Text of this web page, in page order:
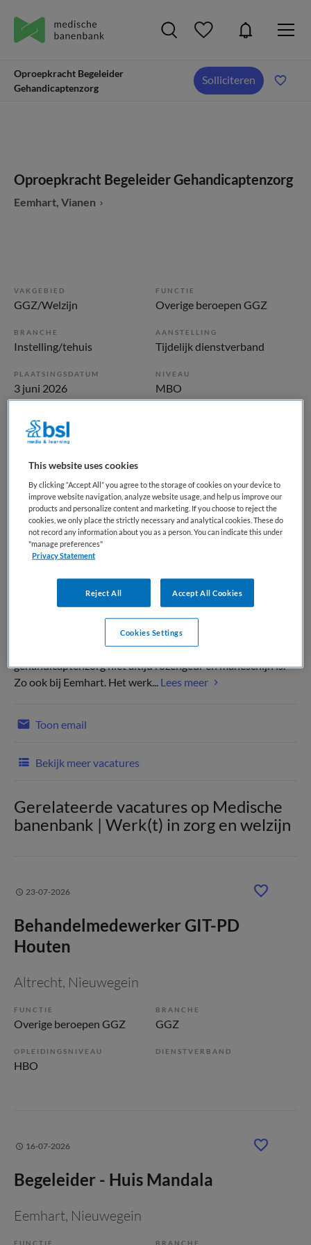
Oproepkracht Begeleider
Gehandicaptenzorg
Solliciteren
Oproepkracht Begeleider Gehandicaptenzorg
Eemhart, Vianen
VAKGEBIED
GGZ/Welzijn
FUNCTIE
Overige beroepen GGZ
BRANCHE
Instelling/tehuis
AANSTELLING
Tijdelijk dienstverband
PLAATSINGSDATUM
3 juni 2026
NIVEAU
MBO
Starter
Vacature niet beschikbaar
Deze vacature Oproepkracht Begeleider
Gehandicaptenzorg bij Eemhart is niet meer actueel.
Hieronder staan enkele vergelijkbare vacatures die voor u
wellicht interessant zijn.
Laten we eerlijk zijn. Het klopt dat een baan in de
gehandicaptenzorg niet altijd rozengeur en maneschijn is.
Zo ook bij Eemhart. Het werk... Lees meer
Toon email
Bekijk meer vacatures
Gerelateerde vacatures op Medische
banenbank | Werk(t) in zorg en welzijn
23-07-2026
Behandelmedewerker GIT-PD
Houten
Altrecht, Nieuwegein
FUNCTIE
Overige beroepen GGZ
BRANCHE
GGZ
OPLEIDINGSNIVEAU
HBO
DIENSTVERBAND
16-07-2026
Begeleider - Huis Mandala
Eemhart, Nieuwegein
FUNCTIE BRANCHE
This website uses cookies
By clicking “Accept All” you agree to the storage of cookies on your device to
improve website navigation, analyze website usage, and help us improve our
products and personalize content and marketing. If you choose to reject the
cookies, we only place the strictly necessary and analytical cookies. These do
not record any information about you as a person. You can indicate this under
"manage preferences"
Privacy Statement
Reject All Accept All Cookies
Cookies Settings